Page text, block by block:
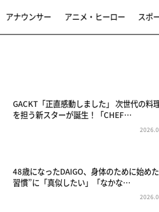
アナウンサー アニメ・ヒーロー スポ
GACKT「正直感動しました」 次世代の料
を担う新スターが誕生！「CHEF…
48歳になったDAIGO、身体のために始め
習慣”に「真似したい」「なかな…